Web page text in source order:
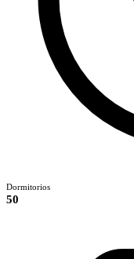
Dormitorios
50